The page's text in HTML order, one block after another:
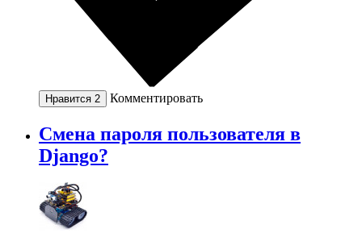
Нравится 2 Комментировать
Смена пароля пользователя в
Django?